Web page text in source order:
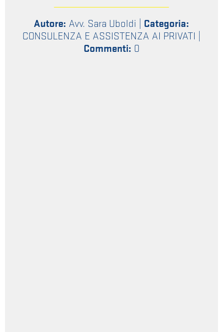
Autore: Avv. Sara Uboldi
Categoria:
CONSULENZA E ASSISTENZA AI PRIVATI
Commenti: 0